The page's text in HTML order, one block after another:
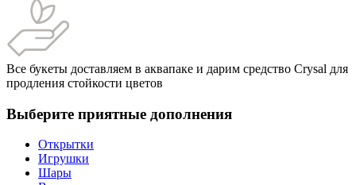
Все букеты доставляем в аквапаке и дарим средство Crysal для
продления стойкости цветов
Выберите приятные дополнения
Открытки
Игрушки
Шары